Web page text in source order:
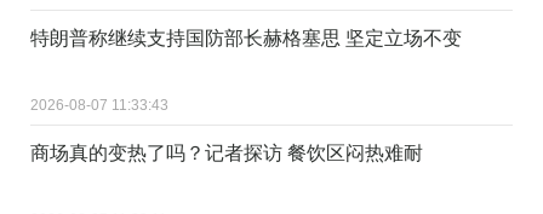
特朗普称继续支持国防部长赫格塞思 坚定立场不变
2026-08-07 11:33:43
商场真的变热了吗？记者探访 餐饮区闷热难耐